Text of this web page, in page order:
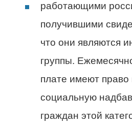
работающими
получившими
что они являются
группы.
плате имеют право
социальную
граждан этой